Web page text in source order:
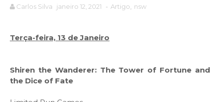
Carlos Silva janeiro 12, 2021 - Artigo nsw
Terça-feira, 13 de Janeiro
Shiren the Wanderer: The Tower of Fortune and
the Dice of Fate